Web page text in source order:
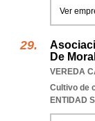
Ver
De
VEREDA
Cultivo de
ENTIDAD